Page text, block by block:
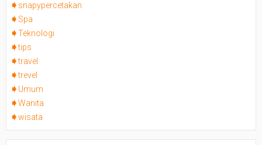
snapypercetakan
Spa
Teknologi
tips
travel
trevel
Umum
Wanita
wisata